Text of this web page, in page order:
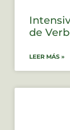
de
LEER MÁS »